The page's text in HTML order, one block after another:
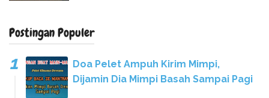
Postingan Populer
Doa Pelet Ampuh Kirim Mimpi,
Dijamin Dia Mimpi Basah Sampai Pagi